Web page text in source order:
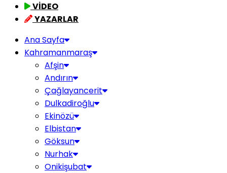
VİDEO
YAZARLAR
Ana Sayfa
Kahramanmaraş
Afşin
Andırın
Çağlayancerit
Dulkadiroğlu
Ekinözü
Elbistan
Göksun
Nurhak
Onikişubat